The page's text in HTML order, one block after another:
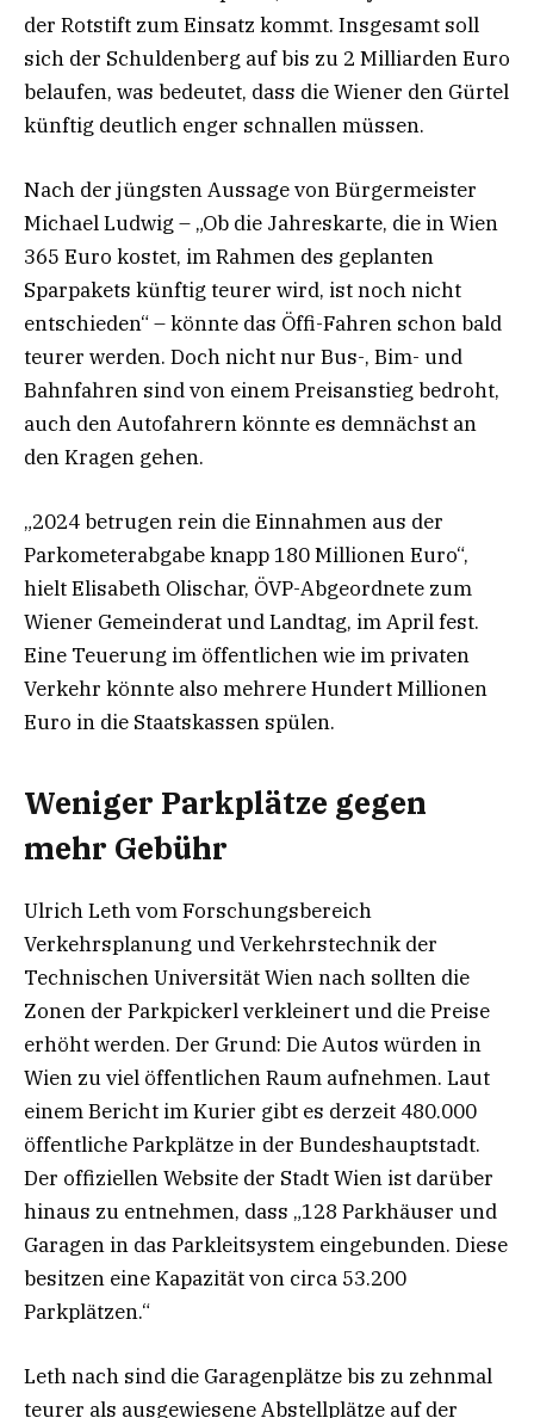
der Rotstift zum Einsatz kommt. Insgesamt soll
sich der Schuldenberg auf bis zu 2 Milliarden Euro
belaufen, was bedeutet, dass die Wiener den Gürtel
künftig deutlich enger schnallen müssen.
Nach der jüngsten Aussage von Bürgermeister
Michael Ludwig – „Ob die Jahreskarte, die in Wien
365 Euro kostet, im Rahmen des geplanten
Sparpakets künftig teurer wird, ist noch nicht
entschieden“ – könnte das Öffi-Fahren schon bald
teurer werden. Doch nicht nur Bus-, Bim- und
Bahnfahren sind von einem Preisanstieg bedroht,
auch den Autofahrern könnte es demnächst an
den Kragen gehen.
„2024 betrugen rein die Einnahmen aus der
Parkometerabgabe knapp 180 Millionen Euro“,
hielt Elisabeth Olischar, ÖVP-Abgeordnete zum
Wiener Gemeinderat und Landtag, im April fest.
Eine Teuerung im öffentlichen wie im privaten
Verkehr könnte also mehrere Hundert Millionen
Euro in die Staatskassen spülen.
Weniger Parkplätze gegen
mehr Gebühr
Ulrich Leth vom Forschungsbereich
Verkehrsplanung und Verkehrstechnik der
Technischen Universität Wien nach sollten die
Zonen der Parkpickerl verkleinert und die Preise
erhöht werden. Der Grund: Die Autos würden in
Wien zu viel öffentlichen Raum aufnehmen. Laut
einem Bericht im Kurier gibt es derzeit 480.000
öffentliche Parkplätze in der Bundeshauptstadt.
Der offiziellen Website der Stadt Wien ist darüber
hinaus zu entnehmen, dass „128 Parkhäuser und
Garagen in das Parkleitsystem eingebunden. Diese
besitzen eine Kapazität von circa 53.200
Parkplätzen.“
Leth nach sind die Garagenplätze bis zu zehnmal
teurer als ausgewiesene Abstellplätze auf der